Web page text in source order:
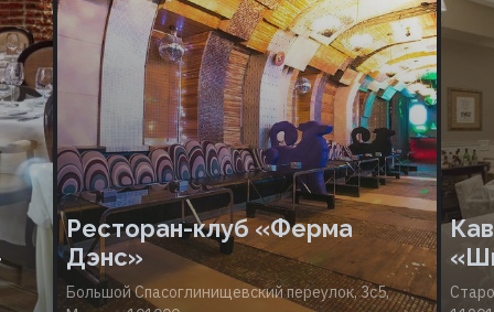
Ресторан-клуб «Ферма
Дэнс»
Большой Спасоглинищевский переулок, 3с5,